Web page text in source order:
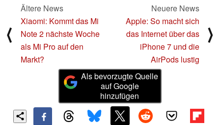
⟨
Ältere News
Xiaomi: Kommt das Mi
Note 2 nächste Woche
als Mi Pro auf den
Markt?
Neuere News
Apple: So macht sich
das Internet über das
iPhone 7 und die
AirPods lustig
⟩
Als bevorzugte Quelle
auf Google
hinzufügen